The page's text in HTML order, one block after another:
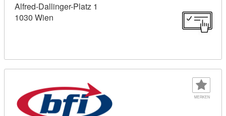
Alfred-Dallinger-Platz 1
1030 Wien
MERKEN